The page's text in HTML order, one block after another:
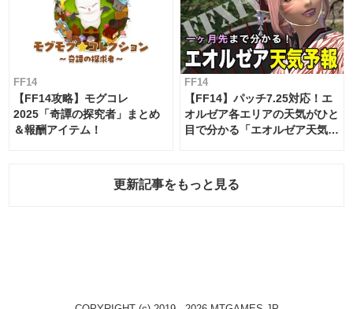
FF14
【FF14攻略】モグコレ
2025「奇譚の探究者」まとめ
＆報酬アイテム！
FF14
【FF14】パッチ7.25対応！エ
オルゼア各エリアの天気がひと
目で分かる「エオルゼア天気予
更新記事をもっと見る